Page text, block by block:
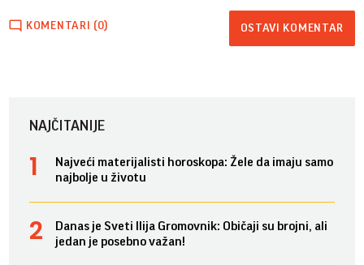
KOMENTARI (0) OSTAVI KOMENTAR
NAJČITANIJE
Najveći materijalisti horoskopa: Žele da imaju samo
najbolje u životu
Danas je Sveti Ilija Gromovnik: Običaji su brojni, ali
jedan je posebno važan!